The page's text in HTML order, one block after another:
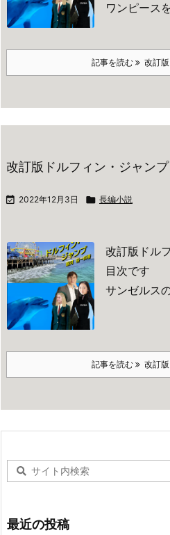
ワンピース
記事を読む 改訂
改訂版ドルフィン・ジャン
 2022年12月3日  長編小説
改訂版ドル
目次です
サンゼルス
記事を読む 改訂
最近の投稿